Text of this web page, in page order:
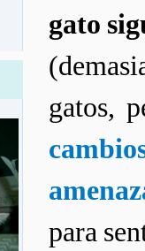
gato
gatos,
para